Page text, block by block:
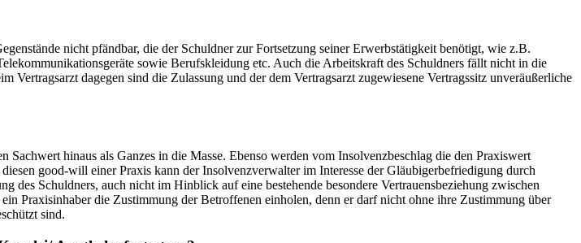
nicht pfändbar, die der Schuldner zur Fortsetzung seiner Erwerbstätigkeit benötigt, wie z.B.
sowie Berufskleidung etc. Auch die Arbeitskraft des Schuldners fällt nicht in die
dagegen sind die Zulassung und der dem Vertragsarzt zugewiesene Vertragssitz unveräußerliche
hinaus als Ganzes in die Masse. Ebenso werden vom Insolvenzbeschlag die den Praxiswert
good-will einer Praxis kann der Insolvenzverwalter im Interesse der Gläubigerbefriedigung durch
Schuldners, auch nicht im Hinblick auf eine bestehende besondere Vertrauensbeziehung zwischen
Praxisinhaber die Zustimmung der Betroffenen einholen, denn er darf nicht ohne ihre Zustimmung über
sind.